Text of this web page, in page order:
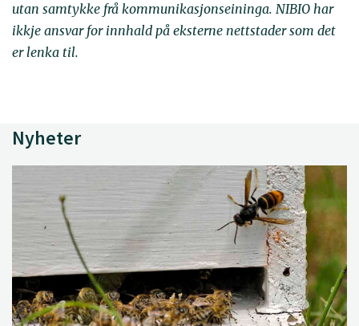
utan samtykke frå kommunikasjonseininga. NIBIO har
ikkje ansvar for innhald på eksterne nettstader som det
er lenka til.
Nyheter